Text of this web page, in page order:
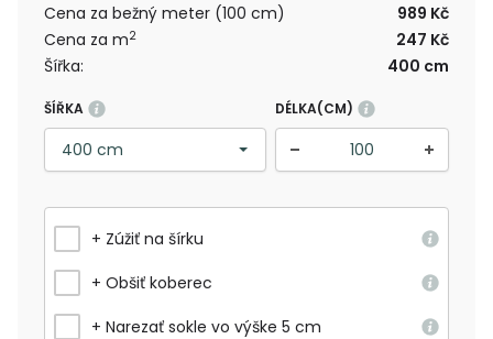
Cena za bežný meter (100 cm)
989 Kč
Cena za m2
247 Kč
Šířka:
400 cm
ŠÍŘKA DÉLKA(CM)
+ Zúžiť na šírku
+ Obšiť koberec
+ Narezať sokle vo výške 5 cm